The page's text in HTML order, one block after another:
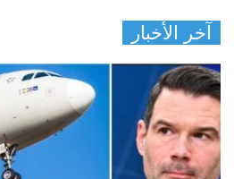
آخر الأخبار